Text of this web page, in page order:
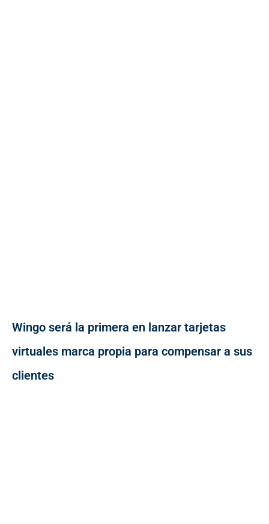
Wingo será la primera en lanzar tarjetas
virtuales marca propia para compensar a sus
clientes